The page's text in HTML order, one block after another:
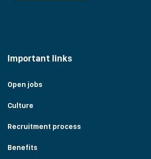
Important links
Open jobs
Culture
Recruitment process
Benefits